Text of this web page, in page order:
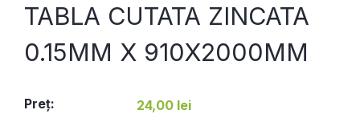
TABLA CUTATA ZINCATA
0.15MM X 910X2000MM
Preţ: 24,00 lei